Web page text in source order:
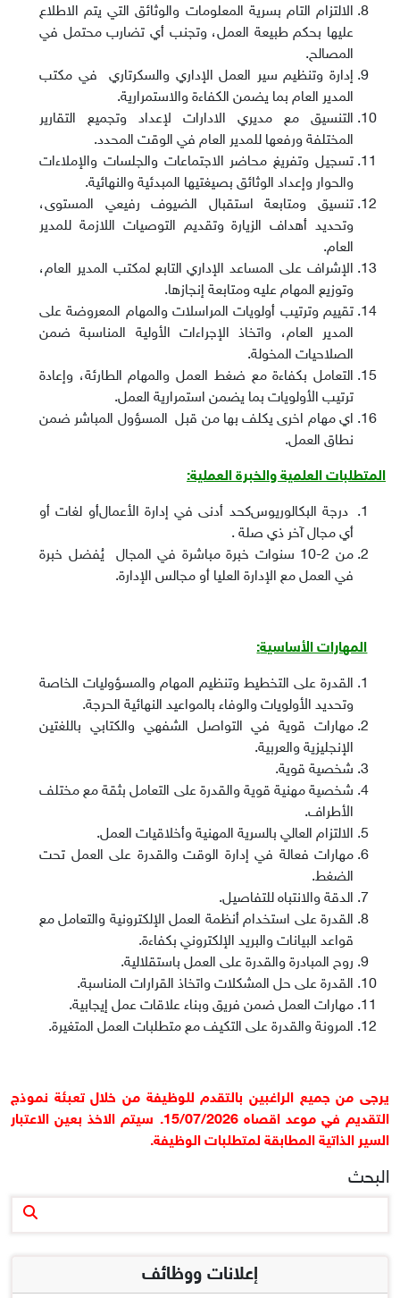
الالتزام التام بسرية المعلومات والوثائق التي يتم الاطلاع
عليها بحكم طبيعة العمل، وتجنب أي تضارب محتمل في
المصالح.
إدارة وتنظيم سير العمل الإداري والسكرتاري في مكتب
المدير العام بما يضمن الكفاءة والاستمرارية.
التنسيق مع مديري الادارات لإعداد وتجميع التقارير
المختلفة ورفعها للمدير العام في الوقت المحدد.
تسجيل وتفريغ محاضر الاجتماعات والجلسات والإملاءات
والحوار وإعداد الوثائق بصيغتيها المبدئية والنهائية.
تنسيق ومتابعة استقبال الضيوف رفيعي المستوى،
وتحديد أهداف الزيارة وتقديم التوصيات اللازمة للمدير
العام.
الإشراف على المساعد الإداري التابع لمكتب المدير العام،
وتوزيع المهام عليه ومتابعة إنجازها.
تقييم وترتيب أولويات المراسلات والمهام المعروضة على
المدير العام، واتخاذ الإجراءات الأولية المناسبة ضمن
الصلاحيات المخولة.
التعامل بكفاءة مع ضغط العمل والمهام الطارئة، وإعادة
ترتيب الأولويات بما يضمن استمرارية العمل.
اي مهام اخرى يكلف بها من قبل المسؤول المباشر ضمن
نطاق العمل.
المتطلبات العلمية والخبرة العملية:
درجة البكالوريوس كحد أدنى في إدارة الأعمالأو لغات أو
أي مجال آخر ذي صلة .
من 2-10 سنوات خبرة مباشرة في المجال يُفضل خبرة
في العمل مع الإدارة العليا أو مجالس الإدارة.
المهارات الأساسية:
القدرة على التخطيط وتنظيم المهام والمسؤوليات الخاصة
وتحديد الأولويات والوفاء بالمواعيد النهائية الحرجة.
مهارات قوية في التواصل الشفهي والكتابي باللغتين
الإنجليزية والعربية.
شخصية قوية.
شخصية مهنية قوية والقدرة على التعامل بثقة مع مختلف
الأطراف.
الالتزام العالي بالسرية المهنية وأخلاقيات العمل.
مهارات فعالة في إدارة الوقت والقدرة على العمل تحت
الضغط.
الدقة والانتباه للتفاصيل.
القدرة على استخدام أنظمة العمل الإلكترونية والتعامل مع
قواعد البيانات والبريد الإلكتروني بكفاءة.
روح المبادرة والقدرة على العمل باستقلالية.
القدرة على حل المشكلات واتخاذ القرارات المناسبة.
مهارات العمل ضمن فريق وبناء علاقات عمل إيجابية.
المرونة والقدرة على التكيف مع متطلبات العمل المتغيرة.
يرجى من جميع الراغبين بالتقدم للوظيفة من خلال تعبئة نموذج
التقديم في موعد اقصاه15/07/2026.
سيتم الاخذ بعين الاعتبار
السير الذاتية المطابقة لمتطلبات الوظيفة.
البحث
إعلانات ووظائف